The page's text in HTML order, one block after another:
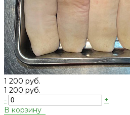
1 200 руб.
1 200 руб.
-
+
В корзину